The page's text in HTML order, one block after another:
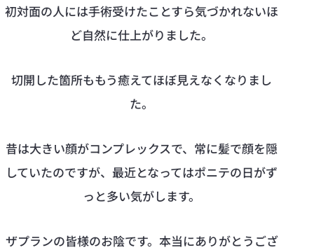
初対面の人には手術受けたことすら気づかれないほ
ど自然に仕上がりました。
切開した箇所ももう癒えてほぼ見えなくなりまし
た。
昔は大きい顔がコンプレックスで、常に髪で顔を隠
していたのですが、最近となってはポニテの日がず
っと多い気がします。
ザプランの皆様のお陰です。本当にありがとうござ